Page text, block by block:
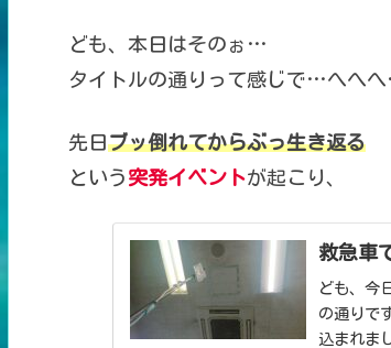
ども、本日はそのぉ…
タイトルの通りって感じで…へへへ
先日ブッ倒れてからぶっ生き返る
という 突発イベントが起こり、
救急車
ども、今
の通りで
込まれま